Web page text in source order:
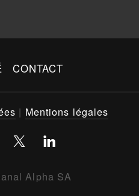
CONTACT
Alpha SA
| Mentions légales